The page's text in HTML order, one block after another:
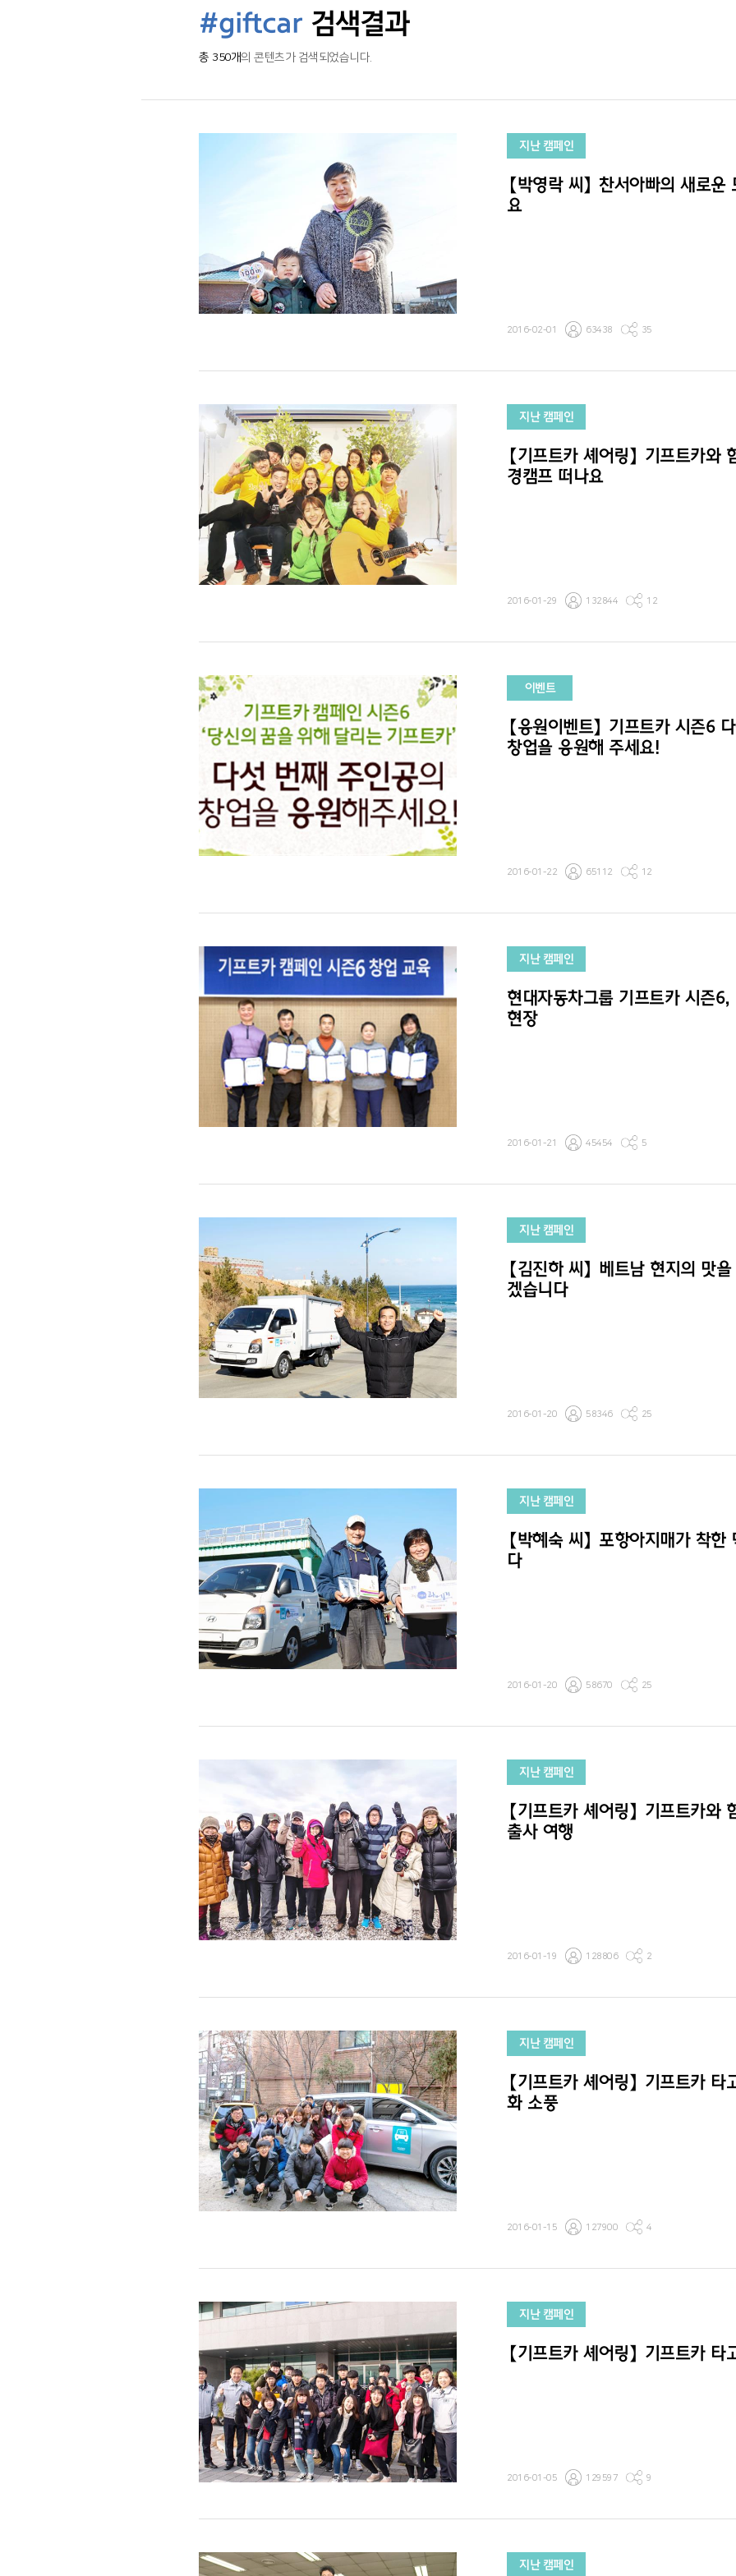
#giftcar 검색결과
총 350개의 콘텐츠가 검색되었습니다.
지난 캠페인
【박영락 씨】 찬서아빠의 새로운
요
2016-02-01 63438 35
지난 캠페인
【기프트카 셰어링】 기프트카와
경캠프 떠나요
2016-01-29 132844 12
이벤트
【응원이벤트】 기프트카 시즌6
창업을 응원해 주세요!
2016-01-22 65112 12
지난 캠페인
현대자동차그룹 기프트카 시즌
현장
2016-01-21 45454 5
지난 캠페인
【김진하 씨】 베트남 현지의 맛
겠습니다
2016-01-20 58346 25
지난 캠페인
【박혜숙 씨】 포항아지매가 착
다
2016-01-20 58670 25
지난 캠페인
【기프트카 셰어링】 기프트카와
출사 여행
2016-01-19 128806 2
지난 캠페인
【기프트카 셰어링】 기프트카
화 소풍
2016-01-15 127900 4
지난 캠페인
【기프트카 셰어링】 기프트카
2016-01-05 129597 9
지난 캠페인